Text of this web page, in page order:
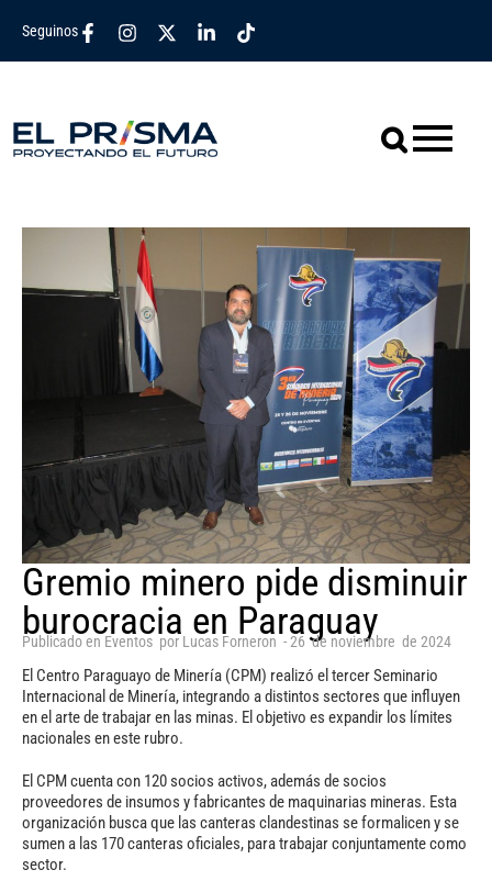
Seguinos
Gremio minero pide disminuir
burocracia en Paraguay
Publicado en Eventos por Lucas Forneron -26 de noviembre de 2024
El Centro Paraguayo de Minería (CPM) realizó el tercer Seminario
Internacional de Minería, integrando a distintos sectores que influyen
en el arte de trabajar en las minas. El objetivo es expandir los límites
nacionales en este rubro.
El CPM cuenta con 120 socios activos, además de socios
proveedores de insumos y fabricantes de maquinarias mineras. Esta
organización busca que las canteras clandestinas se formalicen y se
sumen a las 170 canteras oficiales, para trabajar conjuntamente como
sector.